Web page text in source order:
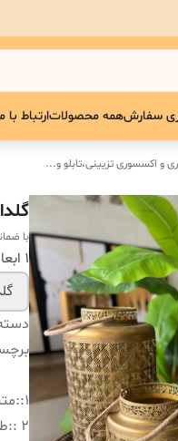
سفارشهمه محصولاتارتباط با
و اکسسوری تزیینی،تابلو و...
با
1 ابعاد :
1:
:
۲ : :